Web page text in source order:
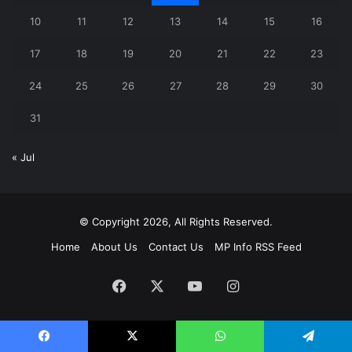
10 11 12 13 14 15 16
17 18 19 20 21 22 23
24 25 26 27 28 29 30
31
« Jul
© Copyright 2026, All Rights Reserved.
Home
About Us Contact Us MP Info RSS Feed
Facebook YouTubeInstagram